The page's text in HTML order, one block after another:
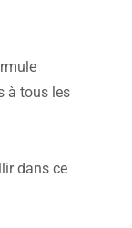
à tous les
dans ce